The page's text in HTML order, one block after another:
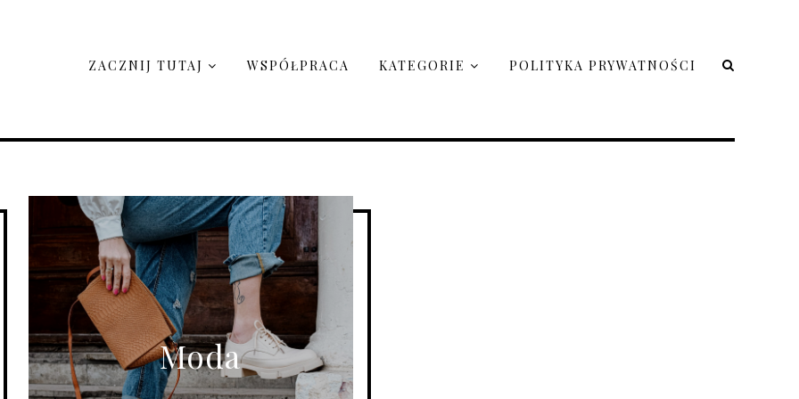
ZACZNIJ TUTAJ WSPÓŁPRACA KATEGORIE POLITYKA PRYWATNOŚCI
Moda